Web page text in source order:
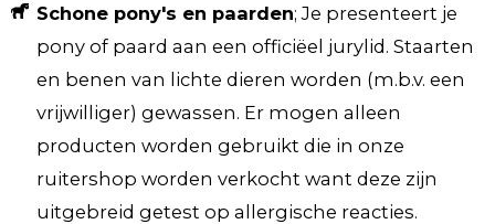
Schone pony's en paarden; Je presenteert je
pony of paard aan een officiëel jurylid. Staarten
en benen van lichte dieren worden (m.b.v. een
vrijwilliger) gewassen. Er mogen alleen
producten worden gebruikt die in onze
ruitershop worden verkocht want deze zijn
uitgebreid getest op allergische reacties.